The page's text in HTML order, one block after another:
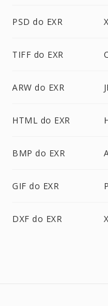
PSD do EXR
TIFF do EXR
ARW do EXR
HTML do EXR
BMP do EXR
GIF do EXR
DXF do EXR